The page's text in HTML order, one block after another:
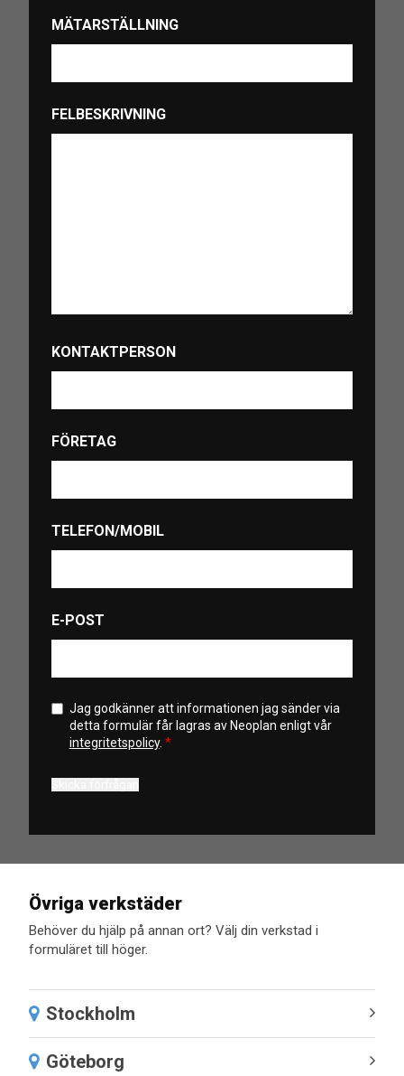
MÄTARSTÄLLNING
FELBESKRIVNING
KONTAKTPERSON
FÖRETAG
TELEFON/MOBIL
E-POST
Jag godkänner att informationen jag sänder via
detta formulär får lagras av Neoplan enligt vår
integritetspolicy. *
Övriga verkstäder
Behöver du hjälp på annan ort? Välj din verkstad i
formuläret till höger.
Stockholm
Göteborg